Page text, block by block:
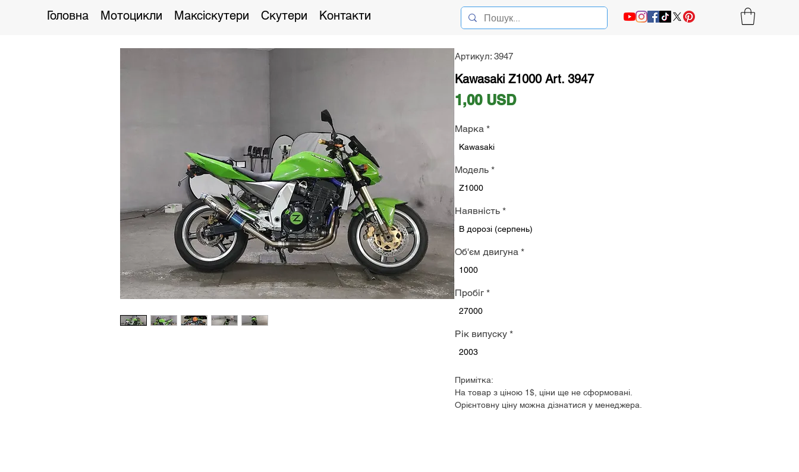
Головна Мотоцикли Максіскутери Скутери Контакти
Артикул: 3947
Kawasaki Z1000 Art. 3947
1,00 USDЦіна
Марка *
Kawasaki
Модель *
Z1000
Наявність *
В дорозі (серпень)
Об'єм двигуна *
1000
Пробіг *
27000
Рік випуску *
2003
Примітка:
На товар з ціною 1$, ціни ще не сформовані.
Орієнтовну ціну можна дізнатися у менеджера.